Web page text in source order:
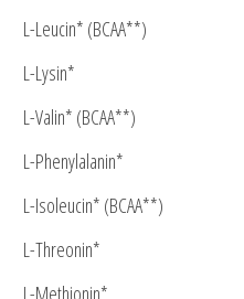
L-Leucin* (BCAA**)
L-Lysin*
L-Valin* (BCAA**)
L-Phenylalanin*
L-Isoleucin* (BCAA**)
L-Threonin*
L-Methionin*